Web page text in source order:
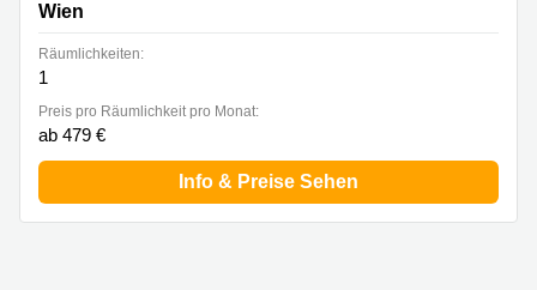
Wien
Räumlichkeiten:
1
Preis pro Räumlichkeit pro Monat:
ab 479 €
Info & Preise Sehen